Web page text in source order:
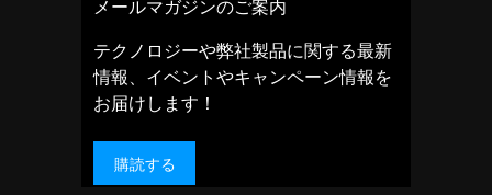
メールマガジンのご案内
テクノロジーや弊社製品に関する最新
情報、イベントやキャンペーン情報を
お届けします！
購読する